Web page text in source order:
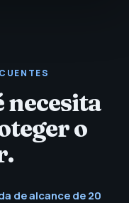
necesita
o
de alcance de 20